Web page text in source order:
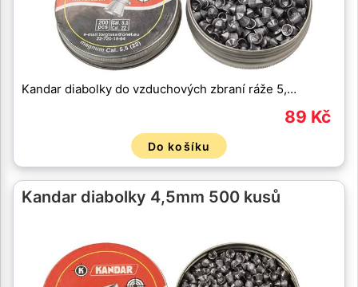
Kandar diabolky do vzduchových zbraní ráže 5,…
89 Kč
Do košíku
Kandar diabolky 4,5mm 500 kusů